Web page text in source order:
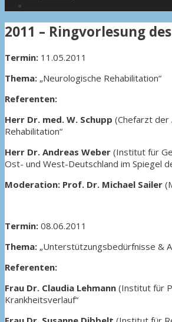
2011 – Ringvorlesung
Termin: 11.05.2011
Thema: „Neurologische Rehabilitation“
Referenten:
Herr Dr. med. W. Schupp (Chefarzt der
Rehabilitation“
Herr Dr. Andreas Weber (Institut für
Ost- und West-Deutschland im Spiegel
Moderation: Prof. Dr. Michael Sailer
Termin: 08.06.2011
Thema: „Unterstützungsbedürfnisse &
Referenten:
Frau Dr. Claudia Lehmann (Institut für
Krankheitsverlauf“